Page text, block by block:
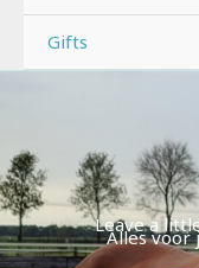
Gifts
Leave a
Alles voor